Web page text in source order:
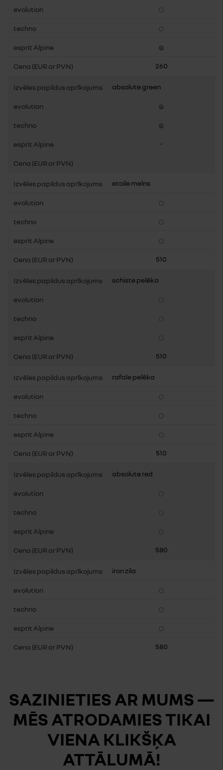
260
absolute green
-
etoile melns
510
schiste pelēka
510
rafale pelēka
510
absolute red
580
iron zila
580
SAZINIETIES AR MUMS —
MĒS ATRODAMIES TIKAI
VIENA KLIKŠĶA
ATTĀLUMĀ!